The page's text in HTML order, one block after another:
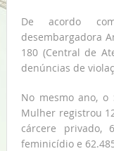
De acordo
desembargadora
180 (Central de
denúncias de
No mesmo ano, o
Mulher registrou
cárcere privado,
feminicídio e